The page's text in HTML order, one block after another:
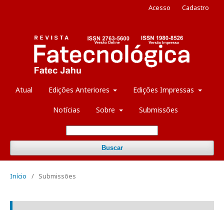
Atual Edições Anteriores Edições Impressas
Notícias Sobre Submissões
Buscar
Acesso Cadastro
Início / Submissões